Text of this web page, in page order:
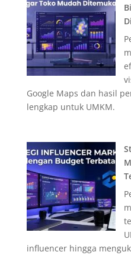
Google Maps dan hasil
lengkap untuk UMKM.
influencer hingga